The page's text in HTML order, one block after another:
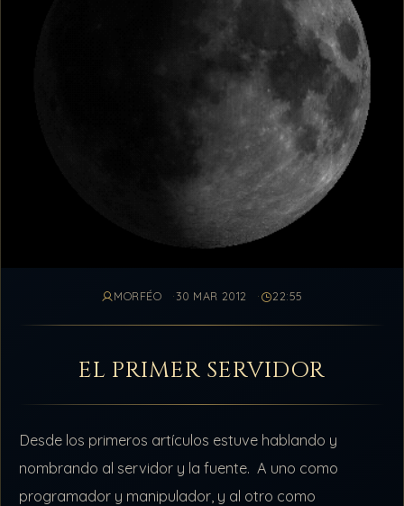
MORFÉO 30 MAR 2012 22:55
EL PRIMER SERVIDOR
Desde los primeros artículos estuve hablando y
nombrando al servidor y la fuente. A uno como
programador y manipulador, y al otro como